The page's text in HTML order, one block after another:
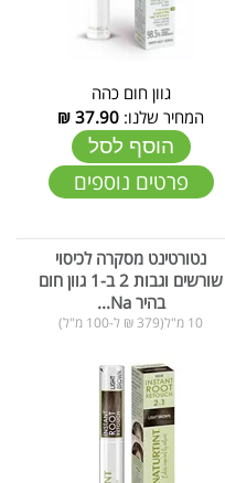
גוון חום כהה
המחיר שלנו: 37.90
₪
הוסף לסל
פרטים נוספים
נטורטינט מסקרה לכיסוי
שורשים וגבות 2 ב-1 גוון חום
בהיר Na...
10 מ"ל(379 ₪ ל-100 מ"ל)